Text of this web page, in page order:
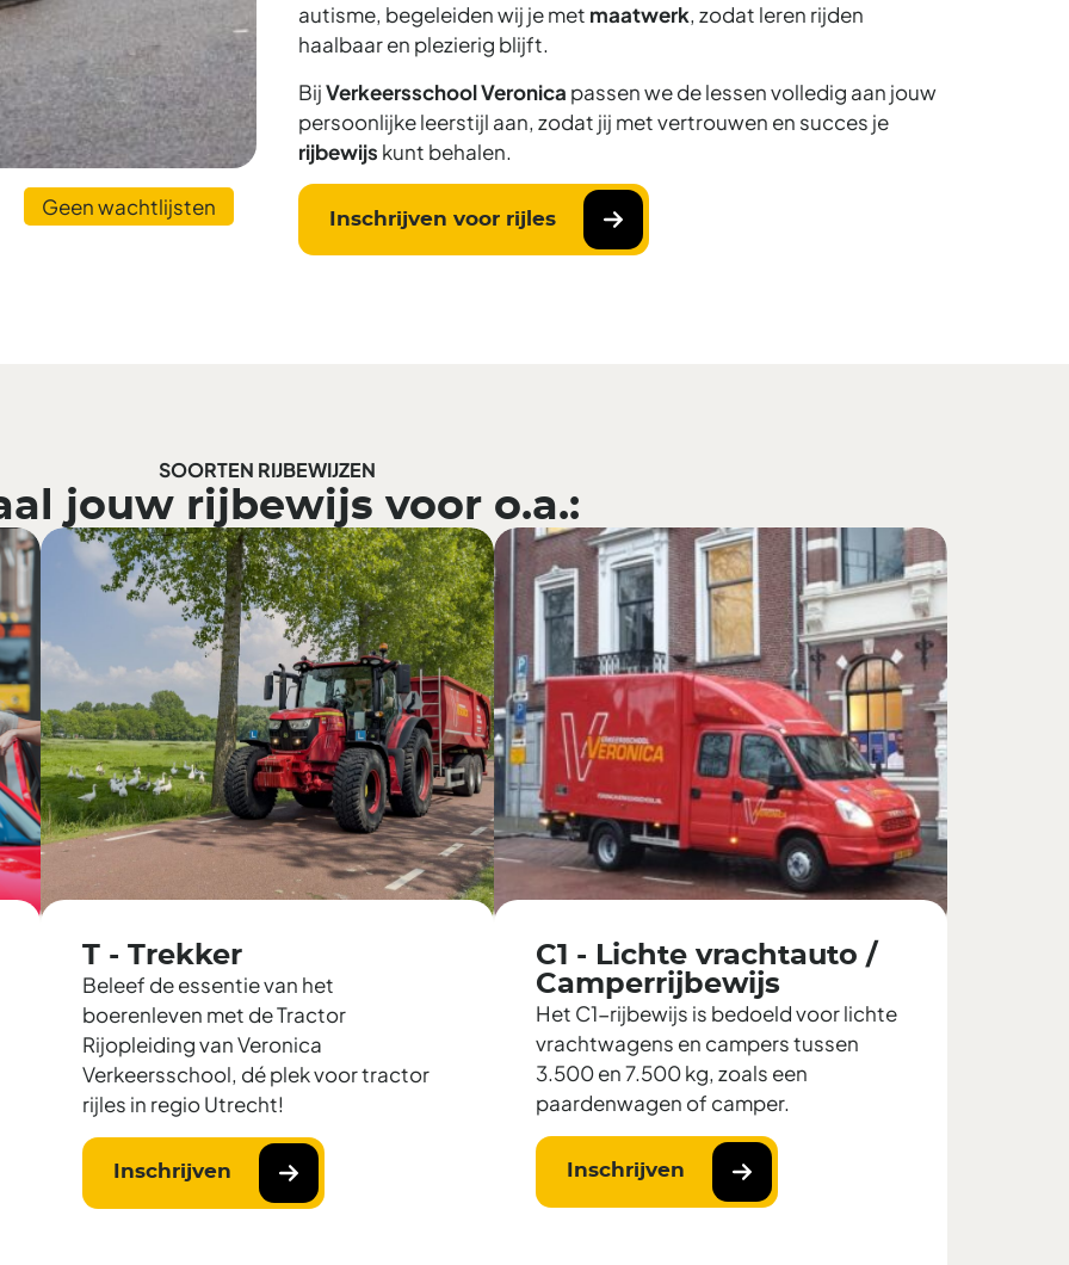
Geen wachtlijsten
autisme, begeleiden wij je met maatwerk, zodat leren rijden
haalbaar en plezierig blijft.
BijVerkeersschool Veronica passen we de lessen volledig aan jouw
persoonlijke leerstijl aan, zodat jij met vertrouwen en succes je
rijbewijs kunt behalen.
Inschrijven voor rijles
SOORTEN RIJBEWIJZEN
jouw rijbewijs voor o.a.:
T - Trekker
Beleef de essentie van het
boerenleven met de Tractor
Rijopleiding van Veronica
Verkeersschool, dé plek voor tractor
rijles in regio Utrecht!
Inschrijven
C1 - Lichte vrachtauto /
Camperrijbewijs
Het C1-rijbewijs is bedoeld voor lichte
vrachtwagens en campers tussen
3.500 en 7.500 kg, zoals een
paardenwagen of camper.
Inschrijven